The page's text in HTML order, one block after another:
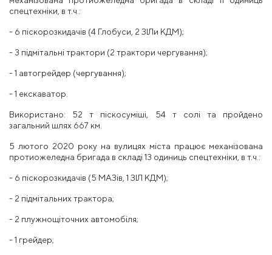
спецтехніки, в т.ч.:
- 6 піскорозкидачів (4 Глобуси, 2 ЗІЛи КДМ);
- 3 підмітальні трактори (2 трактори чергування);
- 1 автогрейдер (чергування);
- 1 екскаватор.
Використано: 52 т піскосуміші, 54 т солі та пройдено
загальний шлях 667 км.
5 лютого 2020 року на вулицях міста працює механізована
протиожеледна бригада в складі 13 одиниць спецтехніки, в т.ч.:
- 6 піскорозкидачів (5 МАЗів, 1 ЗІЛ КДМ);
- 2 підмітальних трактора;
- 2 плужнощіточних автомобіля;
- 1 грейдер;